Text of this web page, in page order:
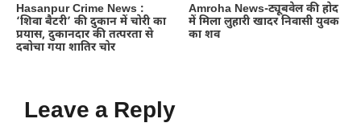
Hasanpur Crime News :
‘शिवा बैटरी’ की दुकान में चोरी का
प्रयास, दुकानदार की तत्परता से
दबोचा गया शातिर चोर
Amroha News-ट्यूबवेल की होद
में मिला लुहारी खादर निवासी युवक
का शव
Leave a Reply